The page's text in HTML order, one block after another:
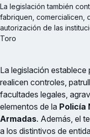
La legislación también
fabriquen, comercialicen,
autorización de las
Toro
La legislación establece
realicen controles,
facultades legales,
elementos de la Policía
Armadas. Además, el
a los distintivos de